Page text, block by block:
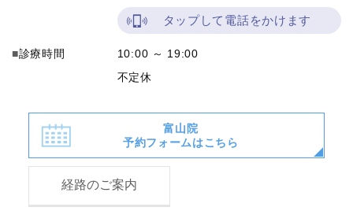
タップして電話をかけます
診療時間
10:00 ～ 19:00
不定休
富山院
予約フォームはこちら
経路のご案内